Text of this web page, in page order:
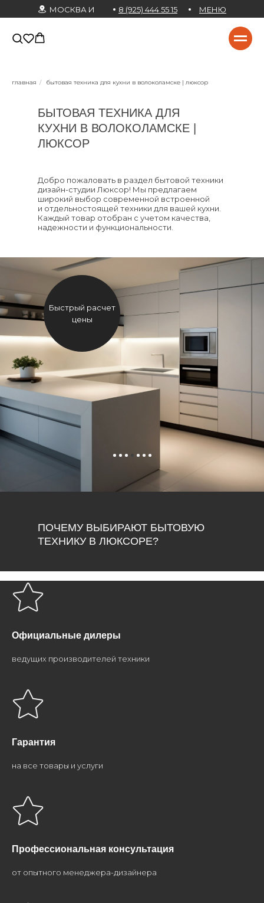
МОСКВА И
8 (925) 444 55 15 МЕНЮ
главная / бытовая техника для кухни в волоколамске | люксор
БЫТОВАЯ ТЕХНИКА ДЛЯ
КУХНИ В ВОЛОКОЛАМСКЕ |
ЛЮКСОР
Добро пожаловать в раздел бытовой техники
дизайн-студии Люксор! Мы предлагаем
широкий выбор современной встроенной
и отдельностоящей техники для вашей кухни.
Каждый товар отобран с учетом качества,
надежности и функциональности.
Быстрый расчет
цены
ПОЧЕМУ ВЫБИРАЮТ БЫТОВУЮ
ТЕХНИКУ В ЛЮКСОРЕ?
Официальные дилеры
ведущих производителей техники
Гарантия
на все товары и услуги
Профессиональная консультация
от опытного менеджера-дизайнера